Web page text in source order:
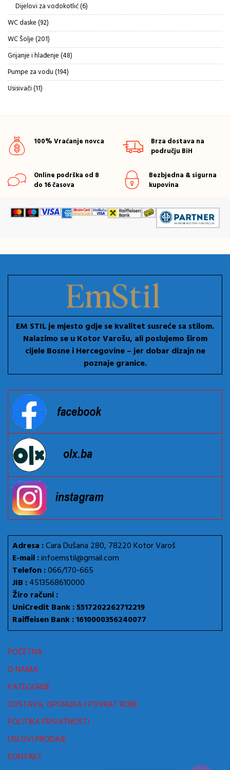
Dijelovi za vodokotlić 66
proizvoda
WC daske 9292
proizvoda
WC Šolje 201201
proizvod
Grijanje i hlađenje 4848
proizvoda
Pumpe za vodu 194194
proizvoda
Usisivači 1111
100% Vraćanje novca
Brza dostava na
području BiH
Online podrška od 8
do 16 časova
Bezbjedna & sigurna
kupovina
EM STIL je mjesto gdje se kvalitet susreće sa stilom.
Nalazimo se u Kotor Varošu, ali poslujemo širom
cijele Bosne i Hercegovine – jer dobar dizajn ne
poznaje granice.
Adresa :Cara Dušana 280, 78220 Kotor Varoš
E-mail :infoemstil@gmail.com
Telefon :066/170-665
JIB :4513568610000
Žiro računi :
UniCredit Bank : 5517202262712219
Raiffeisen Bank : 1610000356240077
POČETNA
O NAMA
KATEGORIJE
DOSTAVA, ISPORUKA I POVRAT ROBE
POLITIKA PRIVATNOSTI
USLOVI PRODAJE
KONTAKT